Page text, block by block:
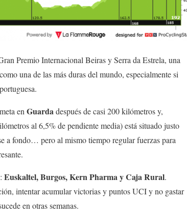
Premio Internacional Beiras y Serra da Estrela, una
una de las más duras del mundo, especialmente si
en Guardadespués de casi 200 kilómetros y,
al 6,5% de pendiente media) está situado justo
a fondo… pero al mismo tiempo regular fuerzas para
Euskaltel, Burgos, Kern Pharma y Caja Rural.
intentar acumular victorias y puntos UCI y no gastar
en otras semanas.